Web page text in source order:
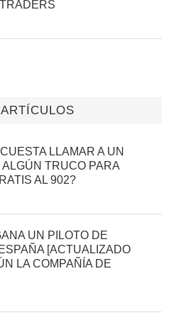
LLAMAR A UN
TRUCO PARA
AL 902?
UN PILOTO DE
[ACTUALIZADO
LA COMPAÑÍA DE